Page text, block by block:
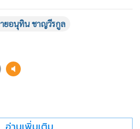
ต้องมีกลไกของฝ่ายบริหารที่ต้องเรียก
จากนานาประเทศอย่างเร่งด่วน
อยู่เคียงข้างประชาชนคนไทย ในช่วง
งทางการเมืองในครั้งนี้ โดยยึดระบอบ
ากษัตริย์ทรงเป็นประมุข
ยอนุทิน ชาญวีรกูล
อ่านเพิ่มเติม